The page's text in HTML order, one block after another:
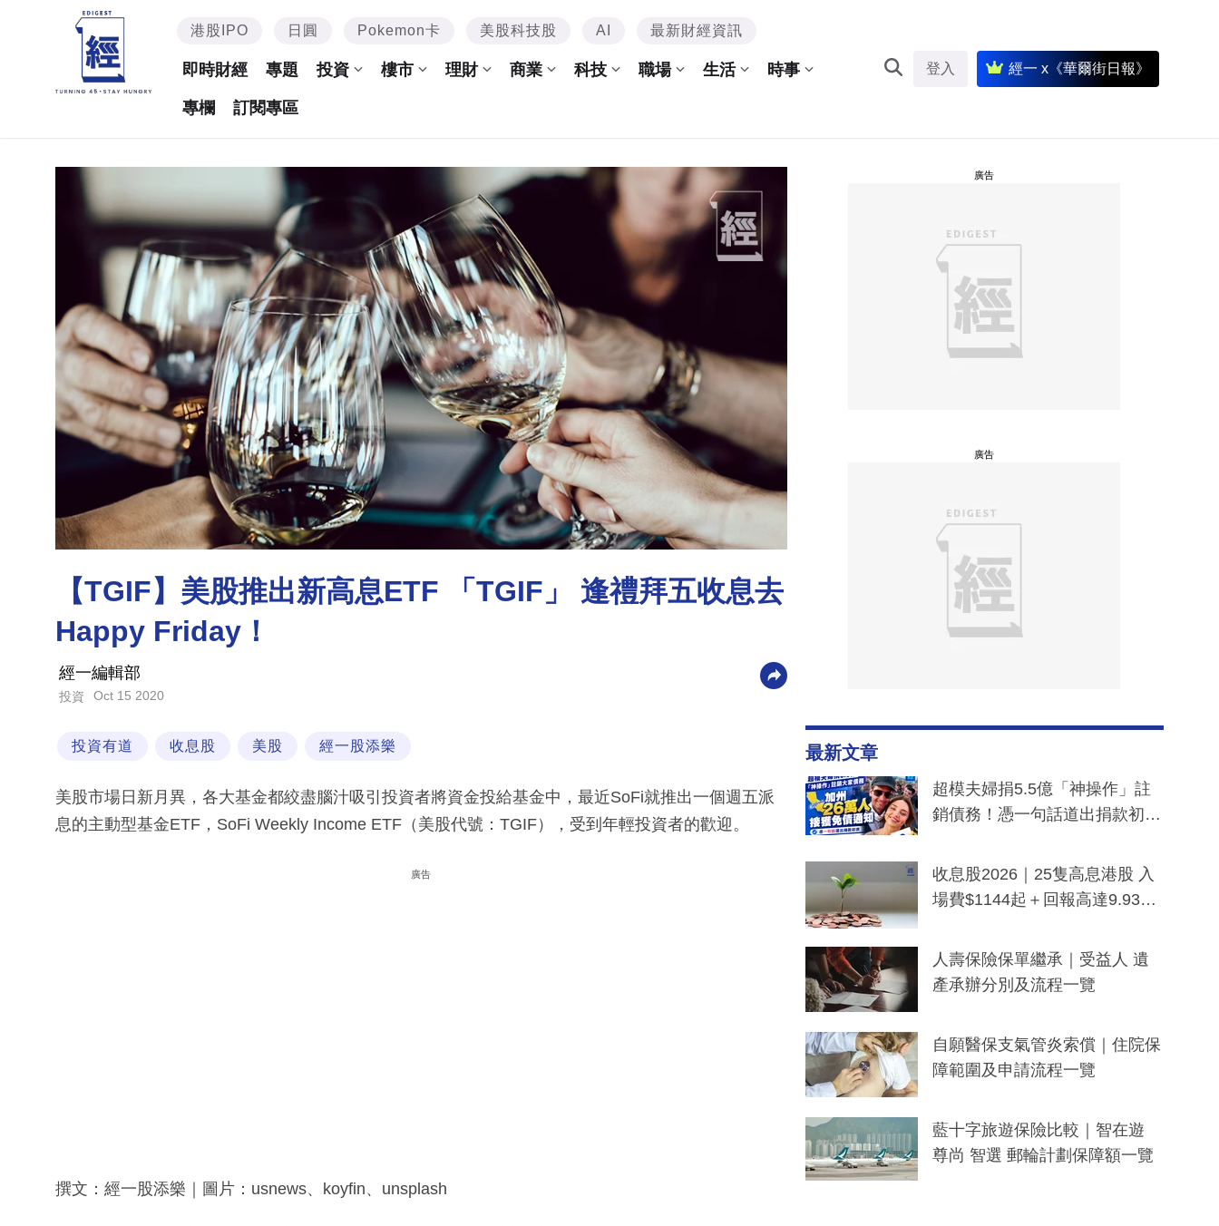
港股IPO 日圓 Pokemon卡 美股科技股 AI 最新財經資訊
即時財經 專題 投資 樓市 理財 商業 科技 職場 生活 時事
專欄 訂閱專區
登入 經一 x《華爾街日報》
【TGIF】美股推出新高息ETF 「TGIF」 逢禮拜五收息去
Happy Friday！
經一編輯部
投資 Oct 15 2020
投資有道 收息股 美股 經一股添樂
美股市場日新月異，各大基金都絞盡腦汁吸引投資者將資金投給基金中，最近SoFi就推出一個週五派
息的主動型基金ETF，SoFi Weekly Income ETF（美股代號：TGIF），受到年輕投資者的歡迎。
廣告
撰文：經一股添樂｜圖片：usnews、koyfin、unsplash
廣告
廣告
最新文章
超模夫婦捐5.5億「神操作」註
銷債務！憑一句話道出捐款初
一度被誤當詐騙手段
收息股2026｜25隻高息港股 入
場費$1144起＋回報高達9.93
人壽保險保單繼承｜受益人 遺
產承辦分別及流程一覽
自願醫保支氣管炎索償｜住院保
障範圍及申請流程一覽
藍十字旅遊保險比較｜智在遊
尊尚 智選 郵輪計劃保障額一覽